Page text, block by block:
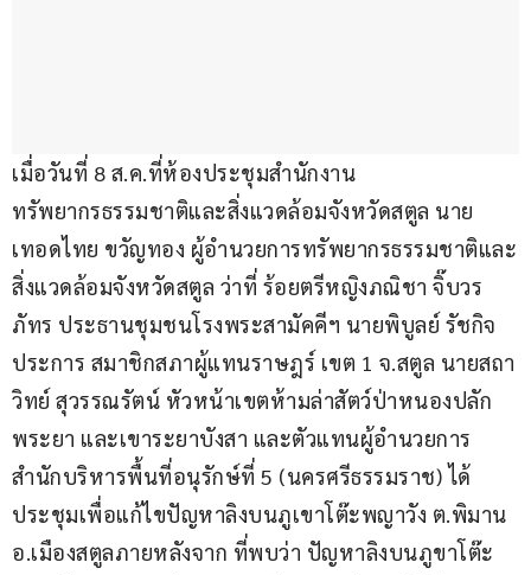
เมื่อวันที่ 8 ส.ค.ที่ห้องประชุมสำนักงาน
ทรัพยากรธรรมชาติและสิ่งแวดล้อมจังหวัดสตูล นาย
เทอดไทย ขวัญทอง ผู้อำนวยการทรัพยากรธรรมชาติและ
สิ่งแวดล้อมจังหวัดสตูล ว่าที่ ร้อยตรีหญิงภณิชา จิ๊บวร
ภัทร ประธานชุมชนโรงพระสามัคคีฯ นายพิบูลย์ รัชกิจ
ประการ สมาชิกสภาผู้แทนราษฎร์ เขต 1 จ.สตูล นายสถา
วิทย์ สุวรรณรัตน์ หัวหน้าเขตห้ามล่าสัตว์ป่าหนองปลัก
พระยา และเขาระยาบังสา และตัวแทนผู้อำนวยการ
สำนักบริหารพื้นที่อนุรักษ์ที่ 5 (นครศรีธรรมราช) ได้
ประชุมเพื่อแก้ไขปัญหาลิงบนภูเขาโต๊ะพญาวัง ต.พิมาน
อ.เมืองสตูลภายหลังจาก ที่พบว่า ปัญหาลิงบนภูขาโต๊ะ